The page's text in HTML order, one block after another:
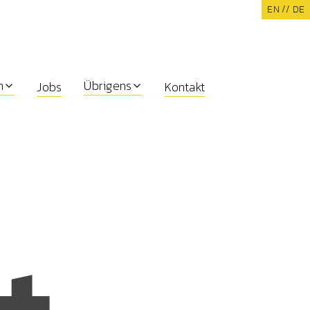
EN // DE
Jobs Übrigens Kontakt